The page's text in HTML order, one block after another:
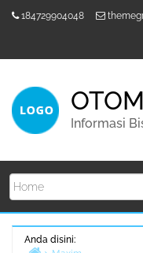
184729904048
Informasi
Anda disini: